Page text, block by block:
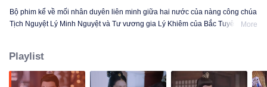
Bộ phim kể về mối nhân duyên liên minh giữa hai nước của nàng công chúa
Tịch Nguyệt Lý Minh Nguyệt và Tư vương gia Lý Khiêm của Bắc Tuyên. Lý
nhìn nhau không thuận mắt cho đến cùng nhau trải qua những thử thách
gian nan, cuối cùng tu thành chín quả.
More
Playlist